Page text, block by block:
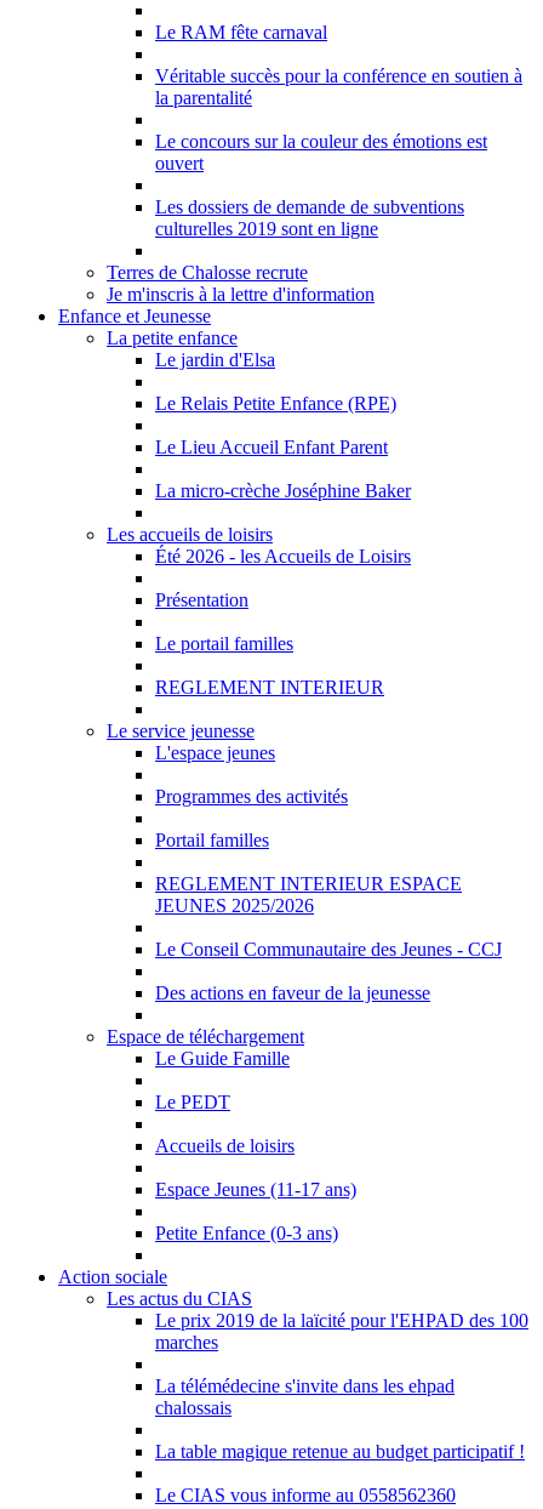
Le RAM fête carnaval
Véritable succès pour la conférence en soutien à
la parentalité
Le concours sur la couleur des émotions est
ouvert
Les dossiers de demande de subventions
culturelles 2019 sont en ligne
Terres de Chalosse recrute
Je m'inscris à la lettre d'information
Enfance et Jeunesse
La petite enfance
Le jardin d'Elsa
Le Relais Petite Enfance (RPE)
Le Lieu Accueil Enfant Parent
La micro-crèche Joséphine Baker
Les accueils de loisirs
Été 2026 - les Accueils de Loisirs
Présentation
Le portail familles
REGLEMENT INTERIEUR
Le service jeunesse
L'espace jeunes
Programmes des activités
Portail familles
REGLEMENT INTERIEUR ESPACE
JEUNES 2025/2026
Le Conseil Communautaire des Jeunes - CCJ
Des actions en faveur de la jeunesse
Espace de téléchargement
Le Guide Famille
Le PEDT
Accueils de loisirs
Espace Jeunes (11-17 ans)
Petite Enfance (0-3 ans)
Action sociale
Les actus du CIAS
Le prix 2019 de la laïcité pour l'EHPAD des 100
marches
La télémédecine s'invite dans les ehpad
chalossais
La table magique retenue au budget participatif !
Le CIAS vous informe au 0558562360